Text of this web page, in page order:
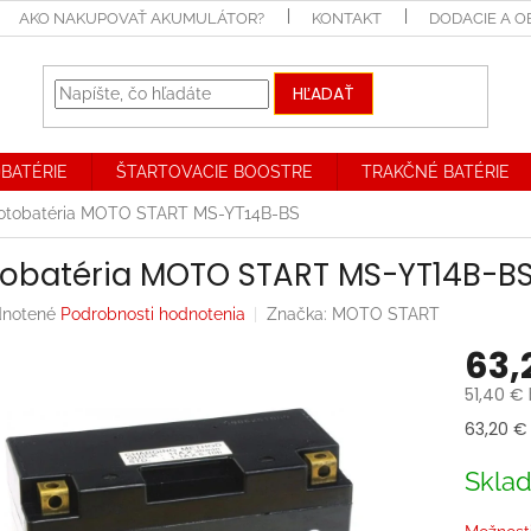
AKO NAKUPOVAŤ AKUMULÁTOR? KONTAKT DODACIE A
HĽADAŤ
ŠTARTOVACIE BOOSTRE TRAKČNÉ BATÉRIE
MOTO START MS-YT14B-BS
MOTO START MS-YT14B-
Podrobnosti hodnotenia Značka: MOTO START
51,40 €
63,20 €